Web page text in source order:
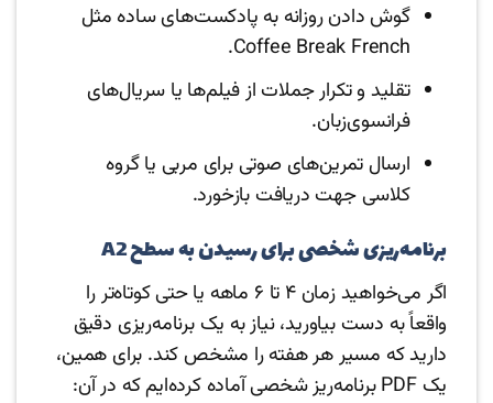
گوش دادن روزانه به پادکست‌های ساده مثل
Coffee Break French.
تقلید و تکرار جملات از فیلم‌ها یا سریال‌های
فرانسوی‌زبان.
ارسال تمرین‌های صوتی برای مربی یا گروه
کلاسی جهت دریافت بازخورد.
برنامه‌ریزی شخصی برای رسیدن به سطح A2
اگر می‌خواهید زمان ۴ تا ۶ ماهه یا حتی کوتاه‌تر را
واقعاً به دست بیاورید، نیاز به یک برنامه‌ریزی دقیق
دارید که مسیر هر هفته را مشخص کند. برای همین،
یک PDF برنامه‌ریز شخصی آماده کرده‌ایم که در آن: